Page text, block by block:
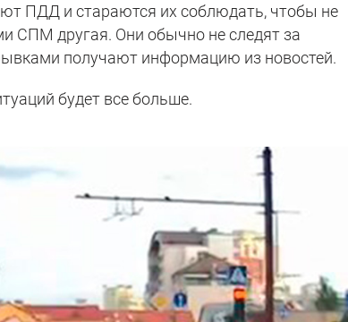
ПДД и стараются их соблюдать, чтобы не
СПМ другая. Они обычно не следят за
получают информацию из новостей.
будет все больше.